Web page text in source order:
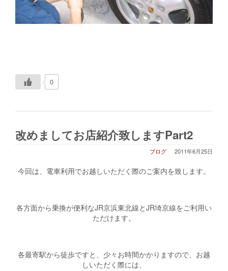
0
改めましてお店紹介致しますPart2
2011年6月25日
ブログ
今回は、電車利用でお越しいただく際のご案内を致します。
各方面から乗換が便利なJR京浜東北線とJR埼京線をご利用い
ただけます。
各最寄駅から徒歩ですと、少々お時間かかりますので、お越
しいただく際には、